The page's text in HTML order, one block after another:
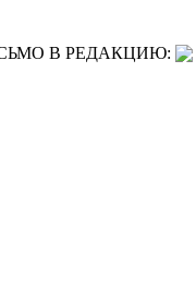
В РЕДАКЦИЮ: